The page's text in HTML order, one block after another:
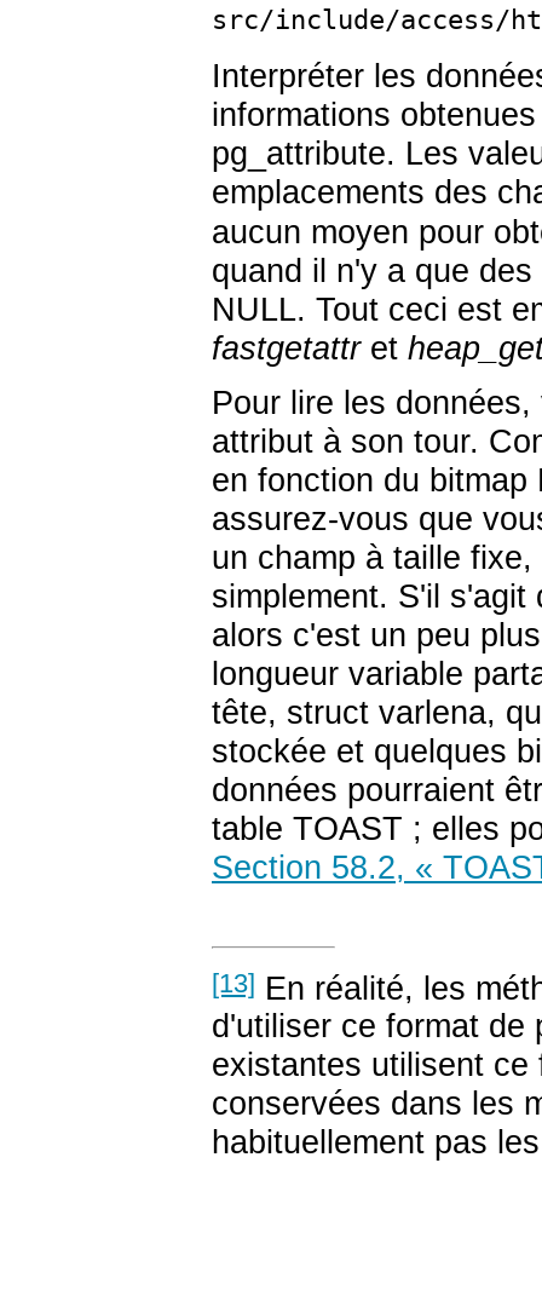
src/include/access/
Interpréter les
informations
pg_attribute. Les
emplacements des
aucun moyen pour
quand il n'y a que
NULL. Tout ceci est
fastgetattret
Pour lire les
attribut à son tour.
en fonction du
assurez-vous que
un champ à taille
simplement. S'il s'agit
alors c'est un peu
longueur variable
tête, struct varlena,
stockée et quelques
données pourraient
table TOAST ; elles
Section 58.2, «
[13] En réalité, les
d'utiliser ce format de
existantes utilisent ce
conservées dans les
habituellement pas